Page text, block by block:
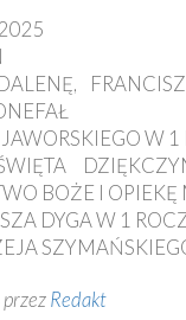
W
BOŻE I
DYGA W 1
Redakt